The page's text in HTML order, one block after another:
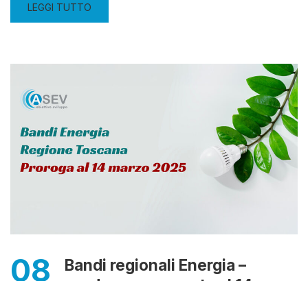
LEGGI TUTTO
08
Bandi regionali Energia –